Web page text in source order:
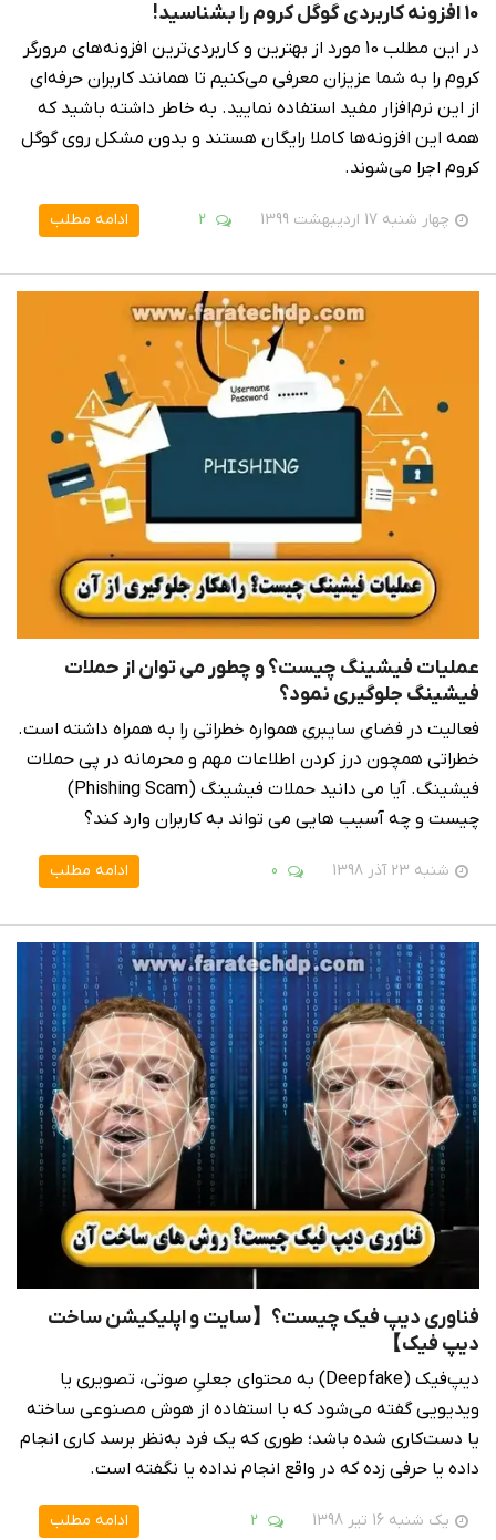
10 افزونه کاربردی گوگل کروم را بشناسید!
در این مطلب 10 مورد از بهترین و کاربردی‌ترین افزونه‌های مرورگر
کروم را به شما عزیزان معرفی می‌کنیم تا همانند کاربران حرفه‌ای
از این نرم‌افزار مفید استفاده نمایید. به خاطر داشته باشید که
همه این افزونه‌ها کاملا رایگان هستند و بدون مشکل روی گوگل
کروم اجرا می‌شوند.
چهار شنبه 17 اردیبهشت 1399 2 ادامه مطلب
عملیات فیشینگ چیست؟ و چطور می توان از حملات
فیشینگ جلوگیری نمود؟
فعالیت در فضای سایبری همواره خطراتی را به همراه داشته است.
خطراتی همچون درز کردن اطلاعات مهم و محرمانه در پی حملات
فیشینگ. آیا می دانید حملات فیشینگ (Phishing Scam)
چیست و چه آسیب هایی می تواند به کاربران وارد کند؟
شنبه 23 آذر 1398 0 ادامه مطلب
فناوری دیپ فیک چیست؟【سایت و اپلیکیشن ساخت
دیپ فیک】
دیپ‌فیک (Deepfake) به محتوای جعلیِ صوتی، تصویری یا
ویدیویی گفته می‌شود که با استفاده از هوش مصنوعی ساخته
یا دست‌کاری شده باشد؛ طوری که یک فرد به‌نظر برسد کاری انجام
داده یا حرفی زده که در واقع انجام نداده یا نگفته است.
یک شنبه 16 تیر 1398 2 ادامه مطلب